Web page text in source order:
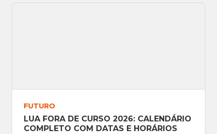
FUTURO
LUA FORA DE CURSO 2026: CALENDÁRIO
COMPLETO COM DATAS E HORÁRIOS